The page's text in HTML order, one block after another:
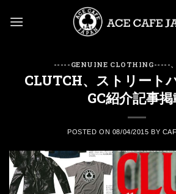
-----GENUINE CLOTHING-----、
CLUTCH、ストリート
GC紹介記事
POSTED ON 08/04/2015 BY